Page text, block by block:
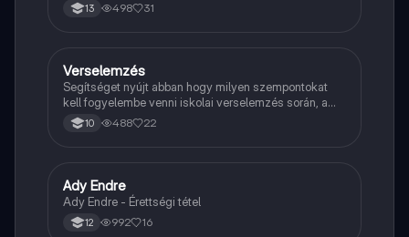
13 498 31
Magyar
Verselemzés
Segítséget nyújt abban hogy milyen szempontokat
kell fogyelembe venni iskolai verselemzés során, a
sikeres dolgozathoz.
10 488 22
Magyar
Ady Endre
Ady Endre - Érettségi tétel
12 992 16